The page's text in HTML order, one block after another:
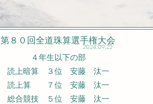
​第８０回全道珠算選手権大会
2024.09.22
４年生以下の部
読上暗算 ３位 安藤 汰一
​読上算 ７位 安藤 汰一
総合競技 ５位 安藤 汰一